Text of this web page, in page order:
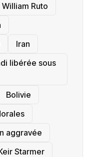
William Ruto
‎Iran
libérée sous
‎Bolivie
aggravée
Starmer